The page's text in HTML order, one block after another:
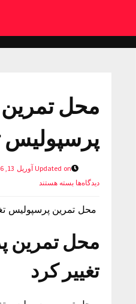
محل تمرین
پرسپولیس
Updated on آوریل 13, 2016
دیدگاه‌هابسته هستند
محل تمرین پرسپولیس
محل تمرین
تغییر کرد